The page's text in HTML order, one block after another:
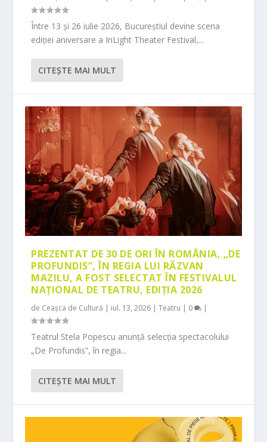
Între 13 și 26 iulie 2026, Bucureștiul devine scena
ediției aniversare a InLight Theater Festival,...
CITEŞTE MAI MULT
PREZENTAT DE 30 DE ORI ÎN ROMÂNIA, „DE
PROFUNDIS”, ÎN REGIA LUI RĂZVAN
MAZILU, A FOST SELECTAT ÎN FESTIVALUL
NAȚIONAL DE TEATRU, EDIȚIA 2026
de Ceașca de Cultură | iul. 13, 2026 |Teatru | 0 |
Teatrul Stela Popescu anunță selecția spectacolului
„De Profundis”, în regia...
CITEŞTE MAI MULT